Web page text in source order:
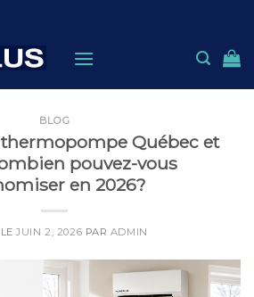
BLOG
Québec et
pouvez-vous
en 2026?
LEJUIN 2, 2026 PAR ADMIN